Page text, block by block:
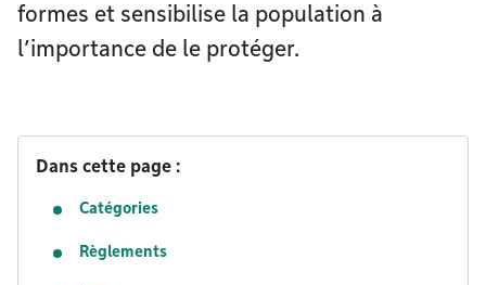
formes et sensibilise la population à
l’importance de le protéger.
Dans cette page :
Catégories
Règlements